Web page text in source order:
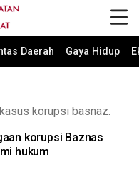
Daerah Gaya Hidup
korupsi basnaz.
korupsi Baznas
hukum